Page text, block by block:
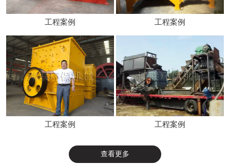
工程案例 工程案例
工程案例 工程案例
查看更多